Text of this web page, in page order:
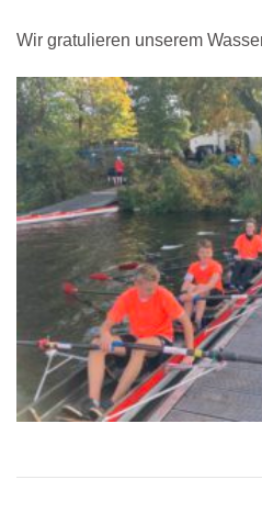
Wir gratulieren unserem